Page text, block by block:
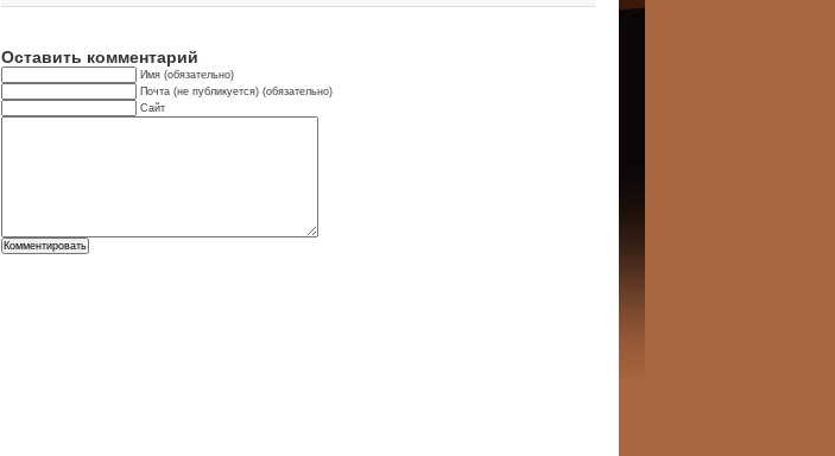
Оставить комментарий
Имя (обязательно)
Почта (не публикуется) (обязательно)
Сайт